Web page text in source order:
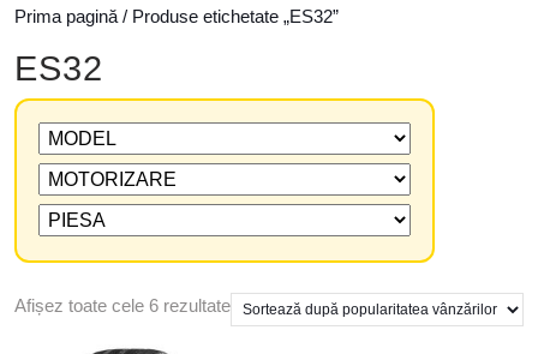
Prima pagină / Produse etichetate „ES32”
ES32
Afișez toate cele 6 rezultate